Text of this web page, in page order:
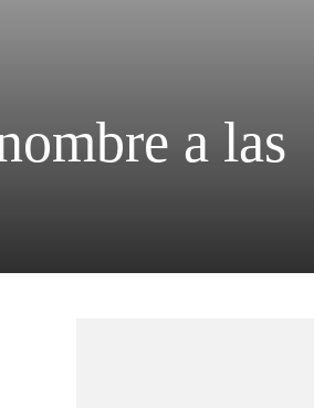
a las